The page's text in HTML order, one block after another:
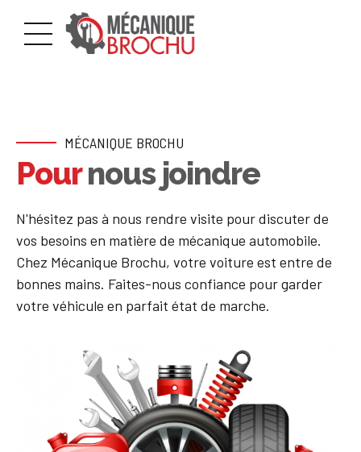
MÉCANIQUE BROCHU
Pour nous joindre
N'hésitez pas à nous rendre visite pour discuter de
vos besoins en matière de mécanique automobile.
Chez Mécanique Brochu, votre voiture est entre de
bonnes mains. Faites-nous confiance pour garder
votre véhicule en parfait état de marche.